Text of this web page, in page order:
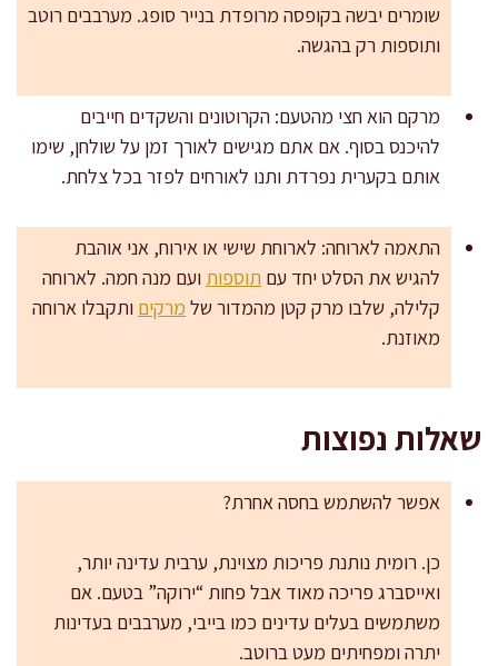
שומרים יבשה בקופסה מרופדת בנייר סופג. מערבבים רוטב
ותוספות רק בהגשה.
מרקם הוא חצי מהטעם: הקרוטונים והשקדים חייבים
להיכנס בסוף. אם אתם מגישים לאורך זמן על שולחן, שימו
אותם בקערית נפרדת ותנו לאורחים לפזר בכל צלחת.
התאמה לארוחה: לארוחת שישי או אירוח, אני אוהבת
להגיש את הסלט יחד עם תוספות ועם מנה חמה. לארוחה
קלילה, שלבו מרק קטן מהמדור של מרקים ותקבלו ארוחה
מאוזנת.
שאלות נפוצות
אפשר להשתמש בחסה אחרת?
כן. רומית נותנת פריכות מצוינת, ערבית עדינה יותר,
ואייסברג פריכה מאוד אבל פחות “ירוקה” בטעם. אם
משתמשים בעלים עדינים כמו בייבי, מערבבים בעדינות
יתרה ומפחיתים מעט ברוטב.